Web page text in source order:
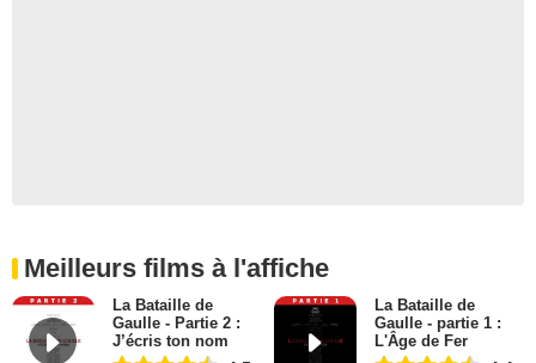
Meilleurs films à l'affiche
La Bataille de
Gaulle - Partie 2 :
J’écris ton nom
La Bataille de
Gaulle - partie 1 :
L'Âge de Fer